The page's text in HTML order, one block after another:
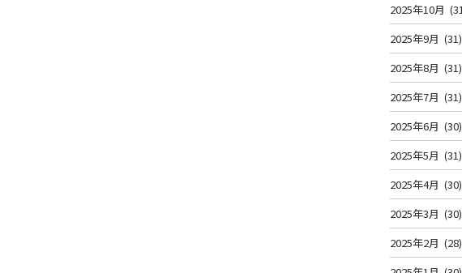
2025年10月
2025年9月 (31)
2025年8月 (31)
2025年7月 (31)
2025年6月 (30)
2025年5月 (31)
2025年4月 (30)
2025年3月 (30)
2025年2月 (28)